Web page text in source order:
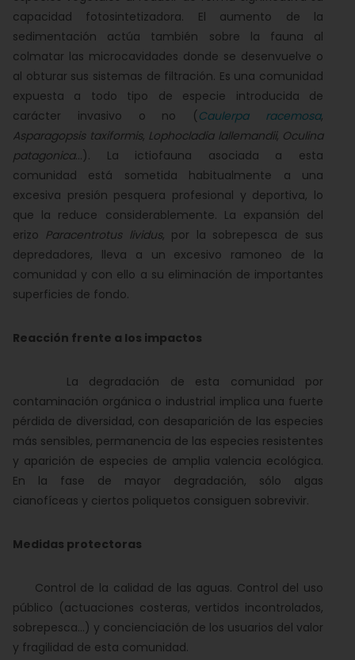
capacidad fotosintetizadora. El aumento de la
sedimentación actúa también sobre la fauna al
colmatar las microcavidades donde se desenvuelve o
al obturar sus sistemas de filtración. Es una comunidad
expuesta a todo tipo de especie introducida de
carácter invasivo o no ( Caulerpa racemosa,
Asparagopsis taxiformis, Lophocladia lallemandii, Oculina
patagonica...). La ictiofauna asociada a esta
comunidad está sometida habitualmente a una
excesiva presión pesquera profesional y deportiva, lo
que la reduce considerablemente. La expansión del
erizo Paracentrotus lividus, por la sobrepesca de sus
depredadores, lleva a un excesivo ramoneo de la
comunidad y con ello a su eliminación de importantes
superficies de fondo.
Reacción frente a los impactos
La degradación de esta comunidad por
contaminación orgánica o industrial implica una fuerte
pérdida de diversidad, con desaparición de las especies
más sensibles, permanencia de las especies resistentes
y aparición de especies de amplia valencia ecológica.
En la fase de mayor degradación, sólo algas
cianofíceas y ciertos poliquetos consiguen sobrevivir.
Medidas protectoras
Control de la calidad de las aguas. Control del uso
público (actuaciones costeras, vertidos incontrolados,
sobrepesca...) y concienciación de los usuarios del valor
y fragilidad de esta comunidad.